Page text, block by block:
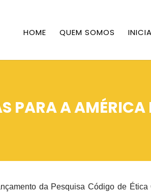
HOME QUEM SOMOS
PARA A AMÉRICA
da Pesquisa Código de